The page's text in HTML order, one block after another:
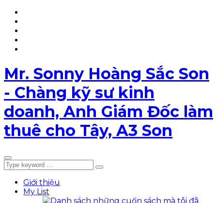
Mr. Sonny Hoàng Sắc Son
- Chàng kỹ sư kinh
doanh, Anh Giám Đốc làm
thuê cho Tây, A3 Son
Giới thiệu
My List